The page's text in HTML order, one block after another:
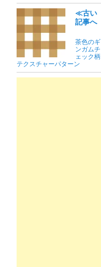
≪古い
記事へ
茶色のギ
ンガムチ
ェック柄
テクスチャーパターン